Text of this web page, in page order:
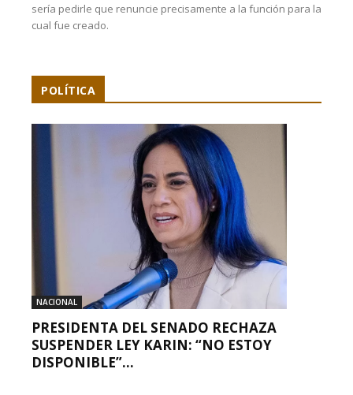
sería pedirle que renuncie precisamente a la función para la
cual fue creado.
POLÍTICA
NACIONAL
PRESIDENTA DEL SENADO RECHAZA
SUSPENDER LEY KARIN: “NO ESTOY
DISPONIBLE”...